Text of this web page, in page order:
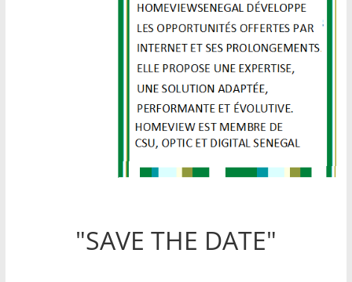
"SAVE THE DATE"